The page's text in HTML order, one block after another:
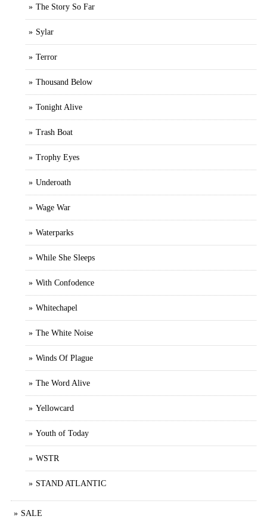
The Story So Far
Sylar
Terror
Thousand Below
Tonight Alive
Trash Boat
Trophy Eyes
Underoath
Wage War
Waterparks
While She Sleeps
With Confodence
Whitechapel
The White Noise
Winds Of Plague
The Word Alive
Yellowcard
Youth of Today
WSTR
STAND ATLANTIC
SALE